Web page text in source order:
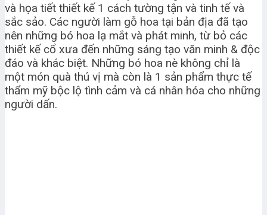
và họa tiết thiết kế 1 cách tường tận và tinh tế và
sắc sảo. Các người làm gỗ hoa tại bản địa đã tạo
nên những bó hoa lạ mắt và phát minh, từ bỏ các
thiết kế cổ xưa đến những sáng tạo văn minh & độc
đáo và khác biệt. Những bó hoa nè không chỉ là
một món quà thú vị mà còn là 1 sản phẩm thực tế
thẩm mỹ bộc lộ tình cảm và cá nhân hóa cho những
người dấn.